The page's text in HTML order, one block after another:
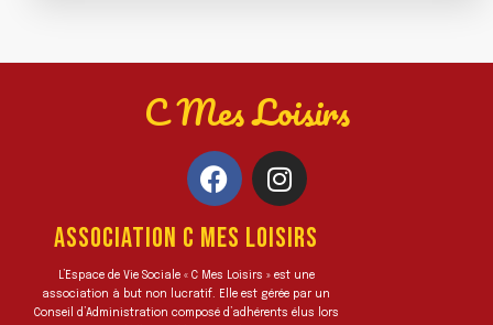
C Mes Loisirs
ASSOCIATION C MES LOISIRS
L’Espace de Vie Sociale « C Mes Loisirs » est une
association à but non lucratif. Elle est gérée par un
Conseil d’Administration composé d’adhérents élus lors